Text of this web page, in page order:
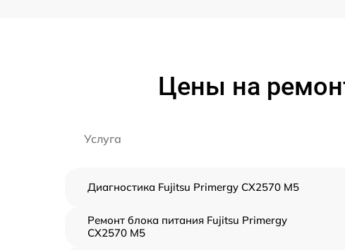
Цены на
Услуга
Диагностика Fujitsu Primergy CX2570 M5
Ремонт блока питания Fujitsu Primergy
CX2570 M5